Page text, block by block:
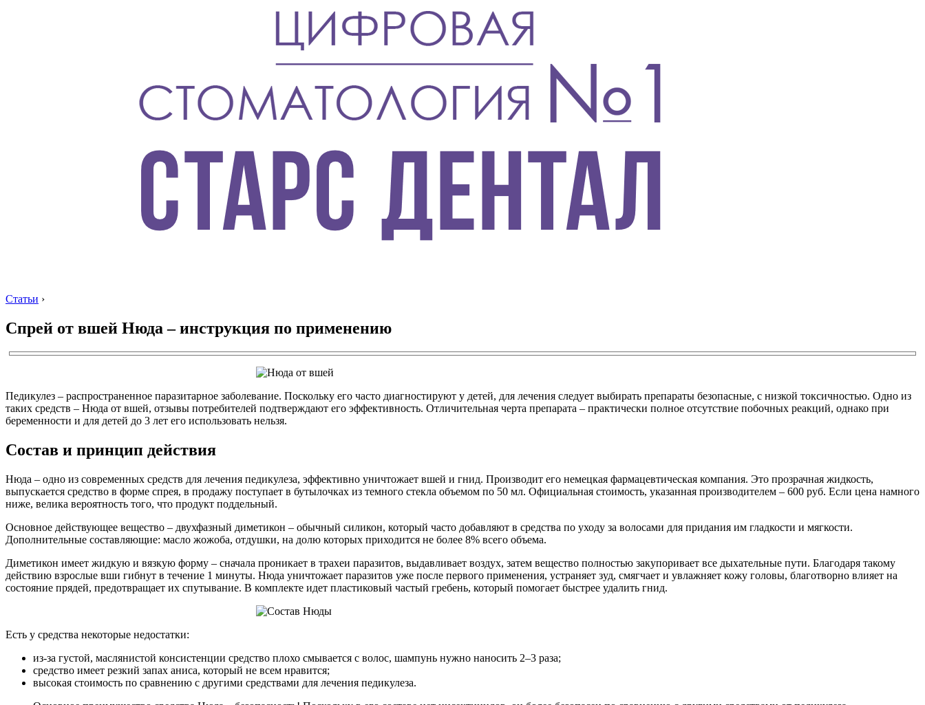
Статьи ›
Спрей от вшей Нюда – инструкция по применению
Педикулез – распространенное паразитарное заболевание. Поскольку его часто диагностируют у детей, для лечения следует выбирать препараты безопасные, с низкой токсичностью. Одно из
таких средств – Нюда от вшей, отзывы потребителей подтверждают его эффективность. Отличительная черта препарата – практически полное отсутствие побочных реакций, однако при
беременности и для детей до 3 лет его использовать нельзя.
Состав и принцип действия
Нюда – одно из современных средств для лечения педикулеза, эффективно уничтожает вшей и гнид. Производит его немецкая фармацевтическая компания. Это прозрачная жидкость,
выпускается средство в форме спрея, в продажу поступает в бутылочках из темного стекла объемом по 50 мл. Официальная стоимость, указанная производителем – 600 руб. Если цена намного
ниже, велика вероятность того, что продукт поддельный.
Основное действующее вещество – двухфазный диметикон – обычный силикон, который часто добавляют в средства по уходу за волосами для придания им гладкости и мягкости.
Дополнительные составляющие: масло жожоба, отдушки, на долю которых приходится не более 8% всего объема.
Диметикон имеет жидкую и вязкую форму – сначала проникает в трахеи паразитов, выдавливает воздух, затем вещество полностью закупоривает все дыхательные пути. Благодаря такому
действию взрослые вши гибнут в течение 1 минуты. Нюда уничтожает паразитов уже после первого применения, устраняет зуд, смягчает и увлажняет кожу головы, благотворно влияет на
состояние прядей, предотвращает их спутывание. В комплекте идет пластиковый частый гребень, который помогает быстрее удалить гнид.
Есть у средства некоторые недостатки:
из-за густой, маслянистой консистенции средство плохо смывается с волос, шампунь нужно наносить 2–3 раза;
средство имеет резкий запах аниса, который не всем нравится;
высокая стоимость по сравнению с другими средствами для лечения педикулеза.